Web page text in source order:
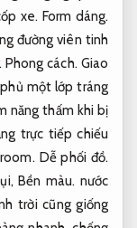
xe. Form dáng.
đường viên tinh
Phong cách. Giao
một lớp tráng
năng thấm khi bị
trực tiếp chiếu
Dễ phối đồ.
Bền màu. nước
trời cũng giống